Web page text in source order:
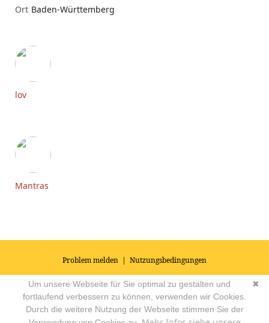
Ort Baden-Württemberg
lov
Mantras
Problem melden | Nutzungsbedingungen
© 2026Impressum|Datenschutz|AGB's| Yoga Vidya Community -
Forum für Yoga, Meditation und Ayurveda Powered by
✖
Um unsere Webseite für Sie optimal zu gestalten und
fortlaufend verbessern zu können, verwenden wir Cookies.
Durch die weitere Nutzung der Webseite stimmen Sie der